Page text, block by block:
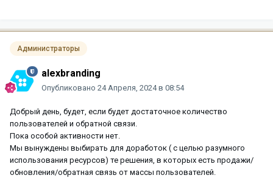
Администраторы
alexbranding
Опубликовано 24 Апреля, 2024 в 08:54
Добрый день, будет, если будет достаточное количество
пользователей и обратной связи.
Пока особой активности нет.
Мы вынуждены выбирать для доработок ( с целью разумного
использования ресурсов) те решения, в которых есть продажи/
обновления/обратная связь от массы пользователей.